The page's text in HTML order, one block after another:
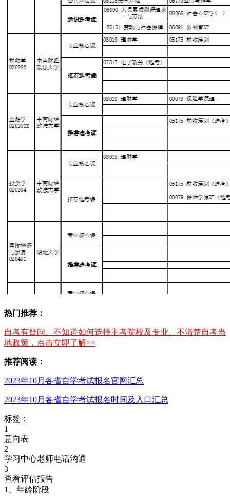
热门推荐：
自考有疑问、不知道如何选择主考院校及专业、不清楚自考当
地政策，点击立即了解>>
推荐阅读：
2023年10月各省自学考试报名官网汇总
2023年10月各省自学考试报名时间及入口汇总
标签：
1
意向表
2
学习中心老师电话沟通
3
查看评估报告
1、年龄阶段